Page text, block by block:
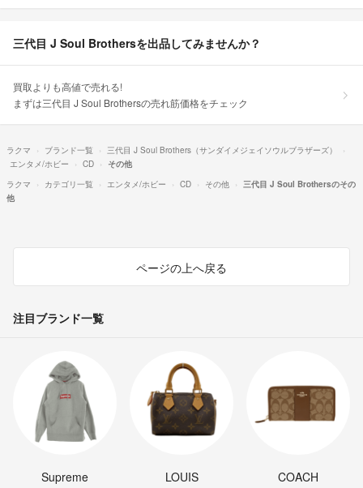
三代目 J Soul Brothersを出品してみませんか？
買取よりも高値で売れる!
まずは三代目 J Soul Brothersの売れ筋価格をチェック
ラクマ ブランド一覧
三代目 J Soul Brothers（サンダイメジェイソウルブラザーズ）
エンタメ/ホビー
CD
その他
ラクマ
カテゴリ一覧 エンタメ/ホビー CD その他
三代目 J Soul Brothersのその
他
ページの上へ戻る
注目ブランド一覧
Supreme
LOUIS
COACH